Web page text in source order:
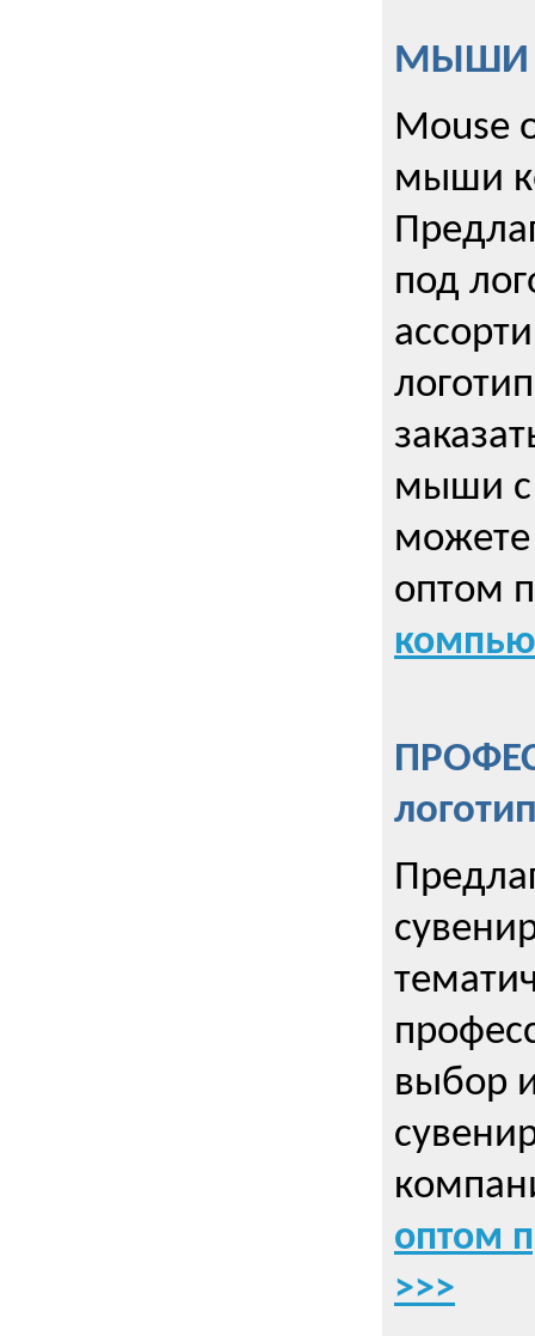
МЫШИ
Mouse
мыши
под
мыши с
можете
оптом
выбор
оптом
>>>